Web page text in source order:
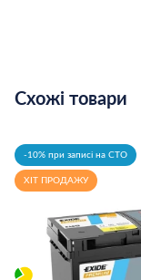
Схожі товари
-10% при записі на СТО
ХІТ ПРОДАЖУ